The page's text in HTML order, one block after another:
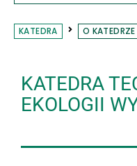
KATEDRA O KATEDRZE
KATEDRA
EKOLOGII